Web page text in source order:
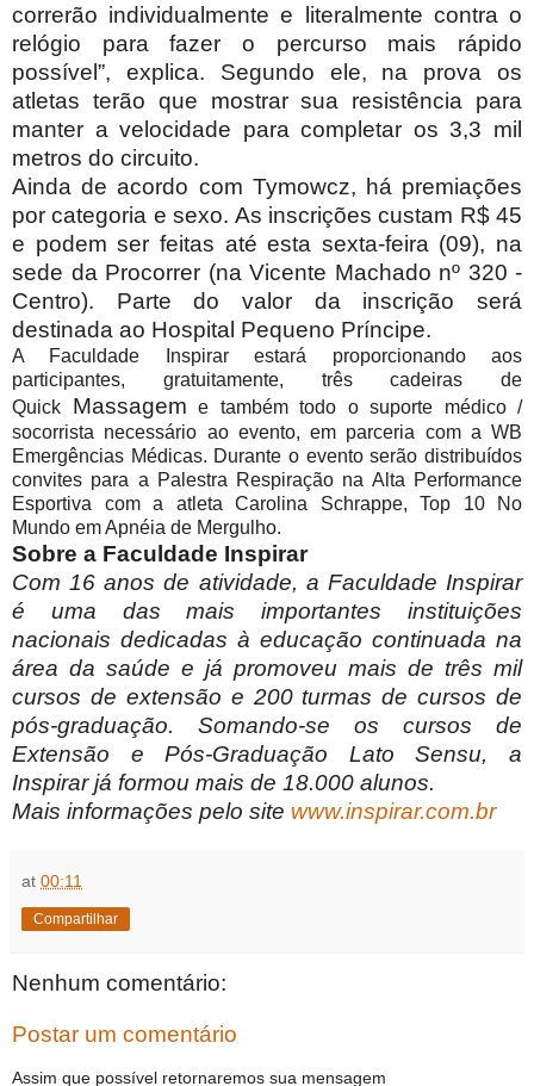
correrão individualmente e literalmente contra o
relógio para fazer o percurso mais rápido
possível”, explica. Segundo ele, na prova os
atletas terão que mostrar sua resistência para
manter a velocidade para completar os 3,3 mil
metros do circuito.
Ainda de acordo com Tymowcz, há premiações
por categoria e sexo. As inscrições custam R$ 45
e podem ser feitas até esta sexta-feira (09), na
sede da Procorrer (na Vicente Machado nº 320 -
Centro). Parte do valor da inscrição será
destinada ao Hospital Pequeno Príncipe.
A Faculdade Inspirar estará proporcionando aos
participantes, gratuitamente, três cadeiras de
Quick Massagem e também todo o suporte médico /
socorrista necessário ao evento, em parceria com a WB
Emergências Médicas. Durante o evento serão distribuídos
convites para a Palestra Respiração na Alta Performance
Esportiva com a atleta Carolina Schrappe, Top 10 No
Mundo em Apnéia de Mergulho.
Sobre a Faculdade Inspirar
Com 16 anos de atividade, a Faculdade Inspirar
é uma das mais importantes instituições
nacionais dedicadas à educação continuada na
área da saúde e já promoveu mais de três mil
cursos de extensão e 200 turmas de cursos de
pós-graduação. Somando-se os cursos de
Extensão e Pós-Graduação Lato Sensu, a
Inspirar já formou mais de 18.000 alunos.
Mais informações pelo site www.inspirar.com.br
at 00:11
Compartilhar
Nenhum comentário:
Postar um comentário
Assim que possível retornaremos sua mensagem